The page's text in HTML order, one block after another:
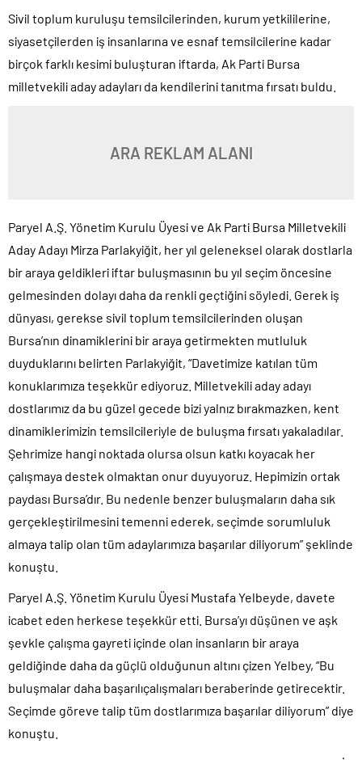
Sivil toplum kuruluşu temsilcilerinden, kurum yetkililerine,
siyasetçilerden iş insanlarına ve esnaf temsilcilerine kadar
birçok farklı kesimi buluşturan iftarda, Ak Parti Bursa
milletvekili aday adayları da kendilerini tanıtma fırsatı buldu.
ARA REKLAM ALANI
Paryel A.Ş. Yönetim Kurulu Üyesi ve Ak Parti Bursa Milletvekili
Aday Adayı Mirza Parlakyiğit, her yıl geleneksel olarak dostlarla
bir araya geldikleri iftar buluşmasının bu yıl seçim öncesine
gelmesinden dolayı daha da renkli geçtiğini söyledi. Gerek iş
dünyası, gerekse sivil toplum temsilcilerinden oluşan
Bursa’nın dinamiklerini bir araya getirmekten mutluluk
duyduklarını belirten Parlakyiğit, “Davetimize katılan tüm
konuklarımıza teşekkür ediyoruz. Milletvekili aday adayı
dostlarımız da bu güzel gecede bizi yalnız bırakmazken, kent
dinamiklerimizin temsilcileriyle de buluşma fırsatı yakaladılar.
Şehrimize hangi noktada olursa olsun katkı koyacak her
çalışmaya destek olmaktan onur duyuyoruz. Hepimizin ortak
paydası Bursa’dır. Bu nedenle benzer buluşmaların daha sık
gerçekleştirilmesini temenni ederek, seçimde sorumluluk
almaya talip olan tüm adaylarımıza başarılar diliyorum” şeklinde
konuştu.
Paryel A.Ş. Yönetim Kurulu Üyesi Mustafa Yelbeyde, davete
icabet eden herkese teşekkür etti. Bursa’yı düşünen ve aşk
şevkle çalışma gayreti içinde olan insanların bir araya
geldiğinde daha da güçlü olduğunun altını çizen Yelbey, “Bu
buluşmalar daha başarılıçalışmaları beraberinde getirecektir.
Seçimde göreve talip tüm dostlarımıza başarılar diliyorum” diye
konuştu.